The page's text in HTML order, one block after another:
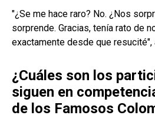
"¿Se me hace raro? No. ¿Nos
sorprende. Gracias, tenía rato de
exactamente desde que resucité",
¿Cuáles son los
siguen en
de los Famosos